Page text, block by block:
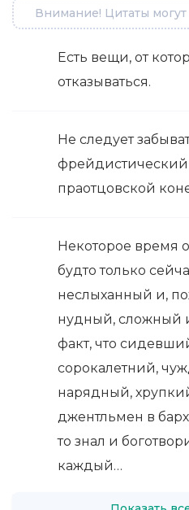
Внимание! Цитаты
Есть вещи, от
отказываться.
Не следует
праотцовской
Некоторое время
будто только
неслыханный и,
нудный, сложный
факт, что
сорокалетний,
нарядный,
джентльмен в
то знал и
каждый…